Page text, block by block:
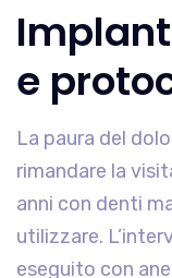
e
La paura del
rimandare la
anni con denti
utilizzare.
eseguito con